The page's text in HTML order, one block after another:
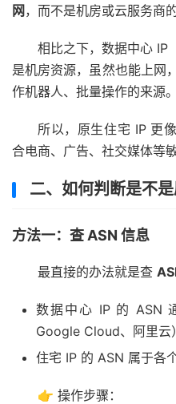
网，而不是机房或云服务商
相比之下，数据中心 IP
是机房资源，虽然也能上网
作机器人、批量操作的来源。
所以，原生住宅 IP 更
合电商、广告、社交媒体等敏
二、如何判断是不是
方法一：查 ASN 信息
最直接的办法就是查
数据中心 IP 的 ASN
Google Cloud、阿里云
住宅 IP 的 ASN 属于各
👉 操作步骤：